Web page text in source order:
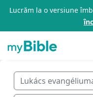
Lucrăm la o versiune
Lukács